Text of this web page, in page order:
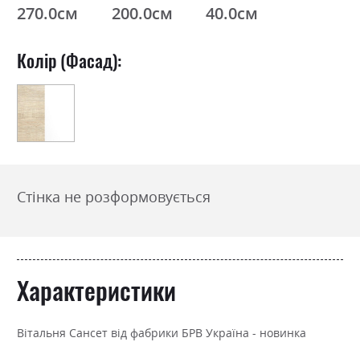
270.0см 200.0см 40.0см
Колір (Фасад):
Стінка не розформовується
Характеристики
Вітальня Сансет від фабрики БРВ Україна - новинка